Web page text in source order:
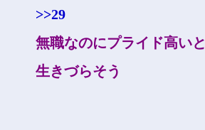
>>29
無職なのにプライド高いと
生きづらそう